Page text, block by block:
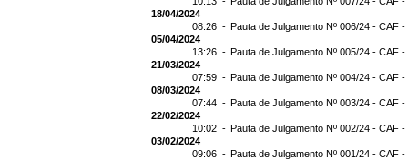
18/04/2024
08:26 - Pauta de Julgamento Nº 006/24 - CAF
05/04/2024
13:26 - Pauta de Julgamento Nº 005/24 - CAF
21/03/2024
07:59 - Pauta de Julgamento Nº 004/24 - CAF
08/03/2024
07:44 - Pauta de Julgamento Nº 003/24 - CAF
22/02/2024
10:02 - Pauta de Julgamento Nº 002/24 - CAF
03/02/2024
09:06 - Pauta de Julgamento Nº 001/24 - CAF